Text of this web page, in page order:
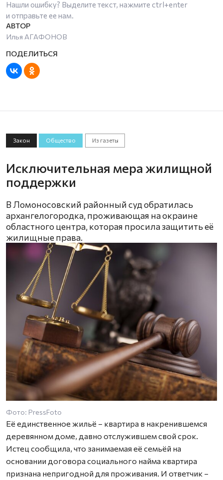
Нашли ошибку? Выделите текст, нажмите ctrl+enter
и отправьте ее нам.
Илья АГАФОНОВ
Закон Общество Из газеты
Исключительная мера жилищной
поддержки
В Ломоносовский районный суд обратилась
архангелогородка, проживающая на окраине
областного центра, которая просила защитить её
жилищные права.
Фото: PressFoto
Её единственное жильё – квартира в накренившемся
деревянном доме, давно отслужившем свой срок.
Истец сообщила, что занимаемая её семьёй на
основании договора социального найма квартира
признана непригодной для проживания. И ответчик –